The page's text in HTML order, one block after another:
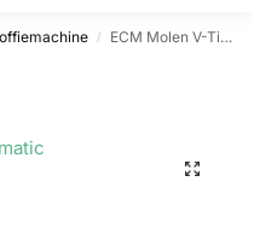
/ ECM Molen V-Titan 64 Automatic